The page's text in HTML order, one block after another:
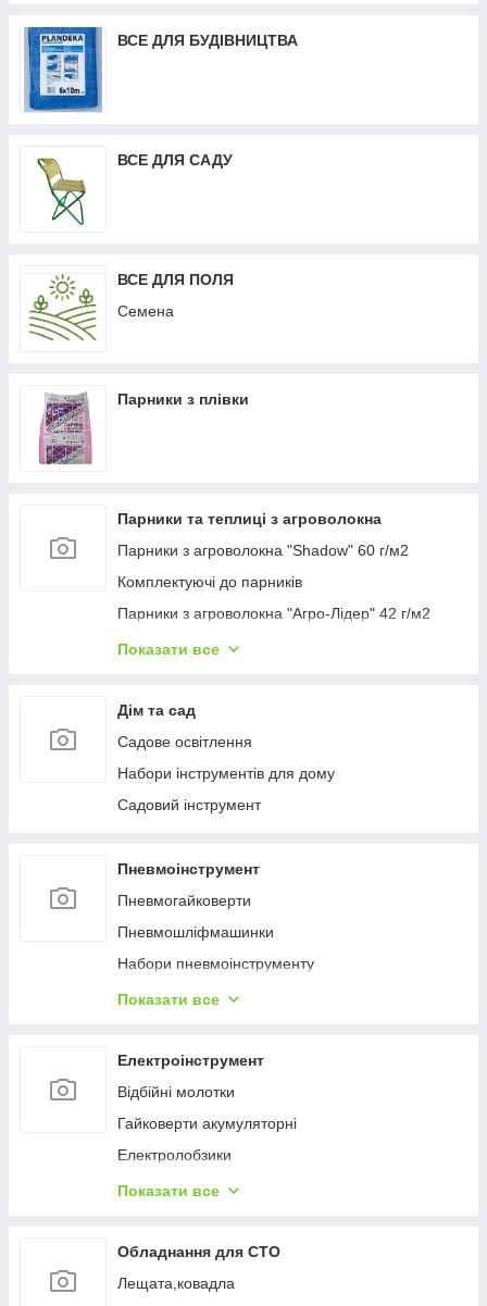
ВСЕ ДЛЯ БУДІВНИЦТВА
ВСЕ ДЛЯ САДУ
ВСЕ ДЛЯ ПОЛЯ
Семена
Парники з плівки
Парники та теплиці з агроволокна
Парники з агроволокна "Shadow" 60 г/м2
Комплектуючі до парників
Парники з агроволокна "Агро-Лідер" 42 г/м2
Парник високий "Гігант" Висота 120 см ширина
г/м2
Показати все
Дім та сад
Садове освітлення
Набори інструментів для дому
Садовий інструмент
Пневмоінструмент
Пневмогайковерти
Пневмошліфмашинки
Набори пневмоінструменту
Пневмодрелі
Фарборозпилювачі
Topнaдopи
Блоки підготовки повітря, регулятори
Пневмовідрізні та зачисні інструменти
Пневмозачистні машинки
Пневмостеплери
Пневмоножиці
Показати все
Електроінструмент
Відбійні молотки
Гайковерти акумуляторні
Електролобзики
Перфоратори
Гайковерти мережеві
Дрилі
Показати все
Обладнання для СТО
Лещата,ковадла